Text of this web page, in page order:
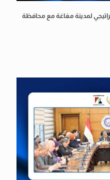
لمدينة مغاغة مع محافظة